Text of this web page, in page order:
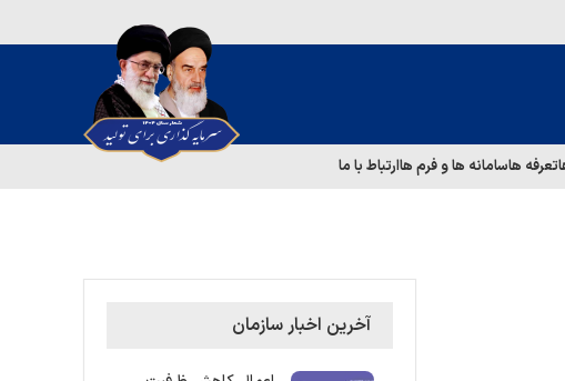
تعرفه هاسامانه ها و فرم هاارتباط با ما
آخرین اخبار سازمان